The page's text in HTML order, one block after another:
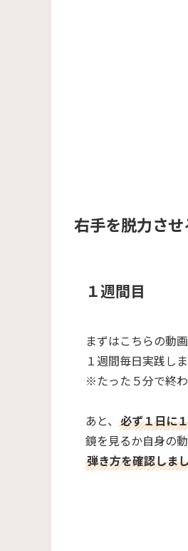
右手を脱力さ
１週間目
まずはこちらの動
１週間毎日実践しま
※たった５分で終わ
あと、 必ず１日に
鏡を見るか自身の
弾き方を確認しま